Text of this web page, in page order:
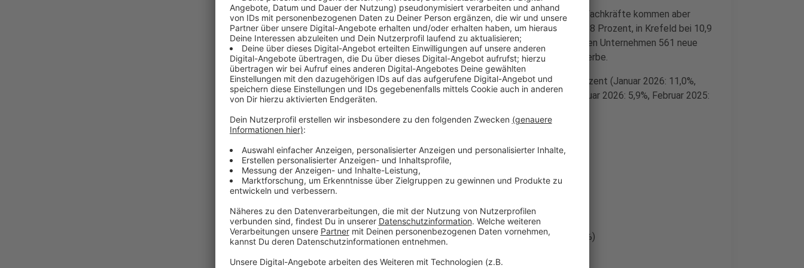
Besonders bei jungen Arbeitslosen gab es eine Steigerung, viele Fachkräfte kommen aber
schnell wieder in Arbeit. Die Arbeitslosenquote liegt im Bezirk bei 8 Prozent, in Krefeld bei 10,9
Prozent und im Kreis Viersen bei 5,9 Prozent. Gleichzeitig meldeten Unternehmen 561 neue
Stellen – vor allem im Handel, im Gesundheitswesen und Baugewerbe.
In der Stadt Krefeld liegt die Arbeitslosigkeit aktuell bei 10,9 Prozent (Januar 2026: 11,0%,
Februar 2025: 11,2%), im Kreisgebiet Viersen bei 5,9 Prozent (Januar 2026: 5,9%, Februar 2025:
Die konkreten Zahlen im Kreis Viersen:
Anzeige
Kempen (Kempen, Grefrath, Tönisvorst): 4,8 Prozent (Vorjahr: 4,9%)
Nettetal (Nettetal, Brüggen): 5,6 Prozent (Vorjahr: 6,1%)